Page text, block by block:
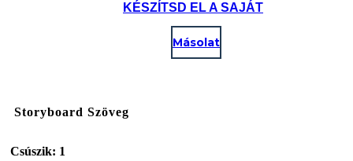
KÉSZÍTSD EL A SAJÁT
Másolat
Storyboard Szöveg
Csúszik: 1